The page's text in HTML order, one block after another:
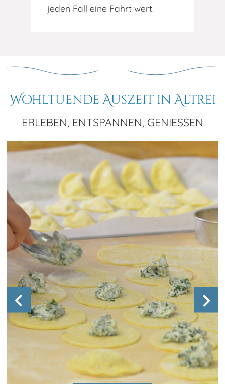
jeden Fall eine Fahrt wert.
Wohltuende Auszeit in Altrei
ERLEBEN, ENTSPANNEN, GENIESSEN